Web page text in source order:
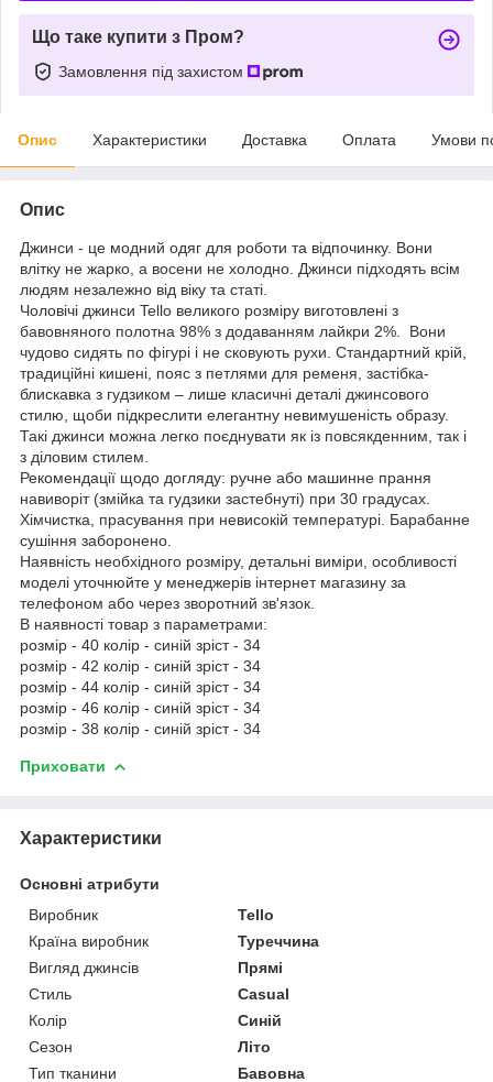
Що таке купити з Пром?
Замовлення під захистом
Опис Характеристики Доставка Оплата Умови
Опис
Джинси - це модний одяг для роботи та відпочинку. Вони
влітку не жарко, а восени не холодно. Джинси підходять всім
людям незалежно від віку та статі.
Чоловічі джинси Tello великого розміру виготовлені з
бавовняного полотна 98% з додаванням лайкри 2%. Вони
чудово сидять по фігурі і не сковують рухи. Стандартний крій,
традиційні кишені, пояс з петлями для ременя, застібка-
блискавка з гудзиком – лише класичні деталі джинсового
стилю, щоби підкреслити елегантну невимушеність образу.
Такі джинси можна легко поєднувати як із повсякденним, так і
з діловим стилем.
Рекомендації щодо догляду: ручне або машинне прання
навиворіт (змійка та гудзики застебнуті) при 30 градусах.
Хімчистка, прасування при невисокій температурі. Барабанне
сушіння заборонено.
Наявність необхідного розміру, детальні виміри, особливості
моделі уточнюйте у менеджерів інтернет магазину за
телефоном або через зворотний зв'язок.
В наявності товар з параметрами:
розмір - 40 колір - синій зріст - 34
розмір - 42 колір - синій зріст - 34
розмір - 44 колір - синій зріст - 34
розмір - 46 колір - синій зріст - 34
розмір - 38 колір - синій зріст - 34
Приховати
Характеристики
Основні атрибути
Виробник
Tello
Країна виробник
Туреччина
Вигляд джинсів
Прямі
Стиль
Casual
Колір
Синій
Сезон
Літо
Тип тканини
Бавовна